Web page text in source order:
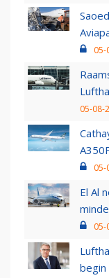
05-
05-08-
05-
El Al
05-